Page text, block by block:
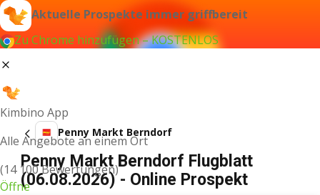
Aktuelle Prospekte immer griffbereit
Zu Chrome hinzufügen – KOSTENLOS
Kimbino App
Alle Angebote an einem Ort
(14 100 Bewertungen)
Öffne
Penny Markt Berndorf
Penny Markt Berndorf Flugblatt
(06.08.2026) - Online Prospekt